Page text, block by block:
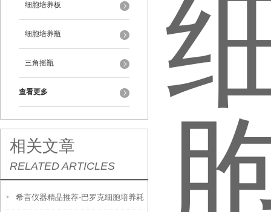
细胞培养板
细胞培养瓶
三角摇瓶
查看更多
相关文章
RELATED ARTICLES
希言仪器精品推荐-巴罗克细胞培养耗